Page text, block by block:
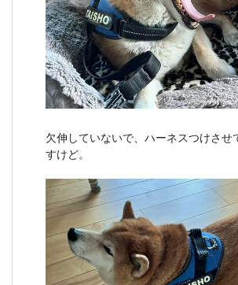
欠伸していないで、ハーネスつけさせ
すけど。